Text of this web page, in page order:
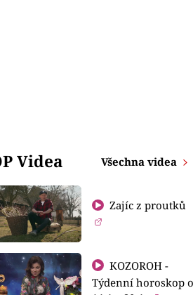
Videa Všechna videa
Zajíc z proutků
KOZOROH -
Týdenní horoskop